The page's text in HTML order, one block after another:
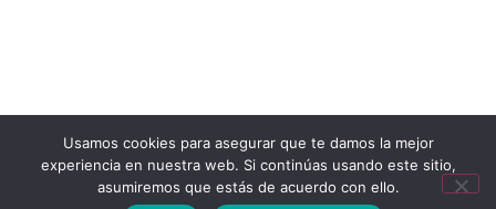
Usamos cookies para asegurar que te damos la mejor
experiencia en nuestra web. Si continúas usando este sitio,
asumiremos que estás de acuerdo con ello.